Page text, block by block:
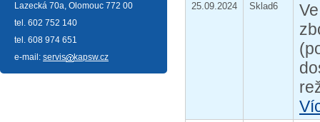
Lazecká 70a, Olomouc 772 00
tel. 602 752 140
tel. 608 974 651
e-mail: servis kapsw.cz
25.09.2024 Sklad6